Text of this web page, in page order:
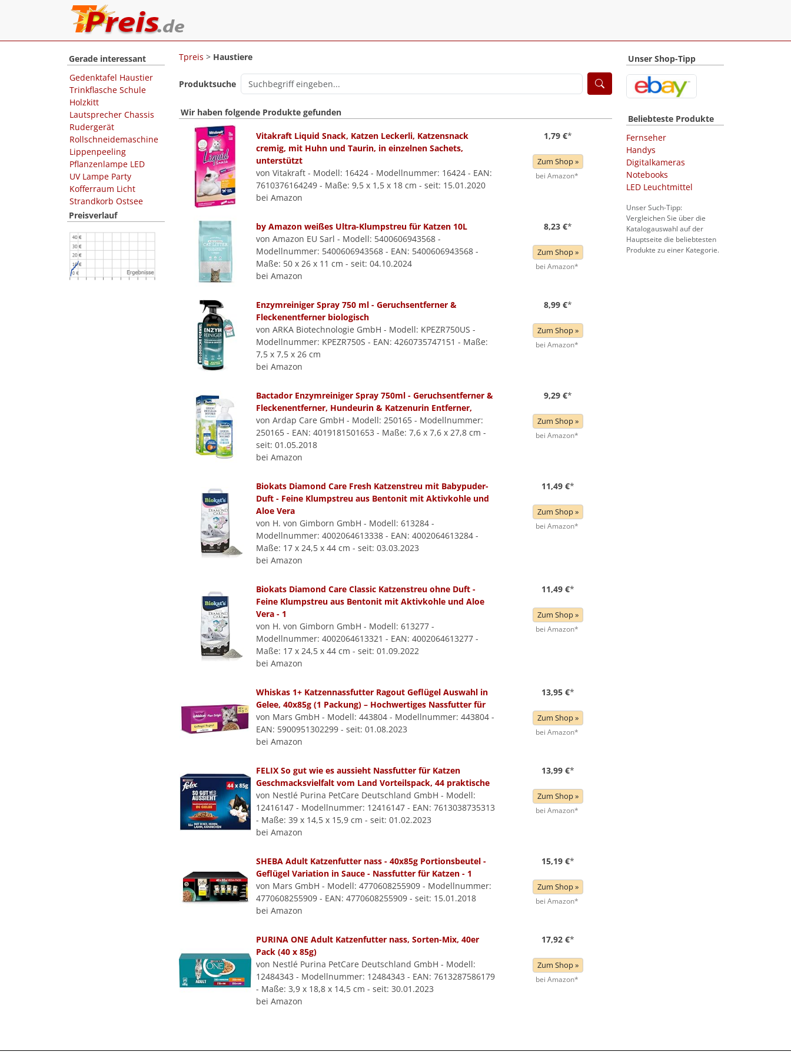
Gerade interessant
Gedenktafel Haustier
Trinkflasche Schule
Holzkitt
Lautsprecher Chassis
Rudergerät
Rollschneidemaschine
Lippenpeeling
Pflanzenlampe LED
UV Lampe Party
Kofferraum Licht
Strandkorb Ostsee
Preisverlauf
Tpreis > Haustiere
Produktsuche
Wir haben folgende Produkte gefunden
Vitakraft Liquid Snack, Katzen Leckerli, Katzensnack
cremig, mit Huhn und Taurin, in einzelnen Sachets,
unterstützt
von Vitakraft - Modell: 16424 - Modellnummer: 16424 - EAN:
7610376164249 - Maße: 9,5 x 1,5 x 18 cm - seit: 15.01.2020
bei Amazon
1,79 €*
Zum Shop »
bei Amazon*
by Amazon weißes Ultra-Klumpstreu für Katzen 10L
von Amazon EU Sarl - Modell: 5400606943568 -
Modellnummer: 5400606943568 - EAN: 5400606943568 -
Maße: 50 x 26 x 11 cm - seit: 04.10.2024
bei Amazon
8,23 €*
Zum Shop »
bei Amazon*
Enzymreiniger Spray 750 ml - Geruchsentferner &
Fleckenentferner biologisch
von ARKA Biotechnologie GmbH - Modell: KPEZR750US -
Modellnummer: KPEZR750S - EAN: 4260735747151 - Maße:
7,5 x 7,5 x 26 cm
bei Amazon
8,99 €*
Zum Shop »
bei Amazon*
Bactador Enzymreiniger Spray 750ml - Geruchsentferner &
Fleckenentferner, Hundeurin & Katzenurin Entferner,
von Ardap Care GmbH - Modell: 250165 - Modellnummer:
250165 - EAN: 4019181501653 - Maße: 7,6 x 7,6 x 27,8 cm -
seit: 01.05.2018
bei Amazon
9,29 €*
Zum Shop »
bei Amazon*
Biokats Diamond Care Fresh Katzenstreu mit Babypuder-
Duft - Feine Klumpstreu aus Bentonit mit Aktivkohle und
Aloe Vera
von H. von Gimborn GmbH - Modell: 613284 -
Modellnummer: 4002064613338 - EAN: 4002064613284 -
Maße: 17 x 24,5 x 44 cm - seit: 03.03.2023
bei Amazon
11,49 €*
Zum Shop »
bei Amazon*
Biokats Diamond Care Classic Katzenstreu ohne Duft -
Feine Klumpstreu aus Bentonit mit Aktivkohle und Aloe
Vera - 1
von H. von Gimborn GmbH - Modell: 613277 -
Modellnummer: 4002064613321 - EAN: 4002064613277 -
Maße: 17 x 24,5 x 44 cm - seit: 01.09.2022
bei Amazon
11,49 €*
Zum Shop »
bei Amazon*
Whiskas 1+ Katzennassfutter Ragout Geflügel Auswahl in
Gelee, 40x85g (1 Packung) – Hochwertiges Nassfutter für
von Mars GmbH - Modell: 443804 - Modellnummer: 443804 -
EAN: 5900951302299 - seit: 01.08.2023
bei Amazon
13,95 €*
Zum Shop »
bei Amazon*
FELIX So gut wie es aussieht Nassfutter für Katzen
Geschmacksvielfalt vom Land Vorteilspack, 44 praktische
von Nestlé Purina PetCare Deutschland GmbH - Modell:
12416147 - Modellnummer: 12416147 - EAN: 7613038735313
- Maße: 39 x 14,5 x 15,9 cm - seit: 01.02.2023
bei Amazon
13,99 €*
Zum Shop »
bei Amazon*
SHEBA Adult Katzenfutter nass - 40x85g Portionsbeutel -
Geflügel Variation in Sauce - Nassfutter für Katzen - 1
von Mars GmbH - Modell: 4770608255909 - Modellnummer:
4770608255909 - EAN: 4770608255909 - seit: 15.01.2018
bei Amazon
15,19 €*
Zum Shop »
bei Amazon*
PURINA ONE Adult Katzenfutter nass, Sorten-Mix, 40er
Pack (40 x 85g)
von Nestlé Purina PetCare Deutschland GmbH - Modell:
12484343 - Modellnummer: 12484343 - EAN: 7613287586179
- Maße: 3,9 x 18,8 x 14,5 cm - seit: 30.01.2023
bei Amazon
17,92 €*
Zum Shop »
bei Amazon*
Unser Shop-Tipp
Beliebteste Produkte
Fernseher
Handys
Digitalkameras
Notebooks
LED Leuchtmittel
Unser Such-Tipp:
Vergleichen Sie über die
Katalogauswahl auf der
Hauptseite die beliebtesten
Produkte zu einer Kategorie.